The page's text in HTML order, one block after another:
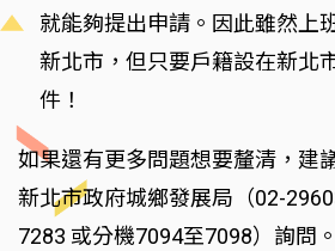
就能夠提出申請。因此雖然上
新北市，但只要戶籍設在新北
件！
如果還有更多問題想要釐清，建
新北市政府城鄉發展局（02-
7283 或分機7094至7098）詢問。